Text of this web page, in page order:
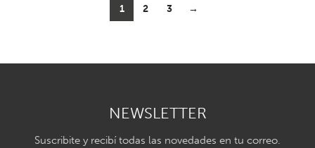
1 2 3 →
NEWSLETTER
Suscribite y recibí todas las novedades en tu correo.